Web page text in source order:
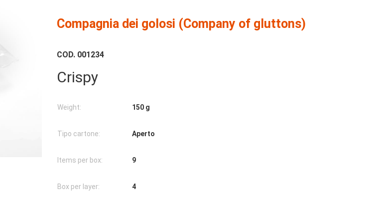
Compagnia dei golosi (Company of gluttons)
COD. 001234
Crispy
Weight: 150 g
Tipo cartone: Aperto
Items per box: 9
Box per layer: 4